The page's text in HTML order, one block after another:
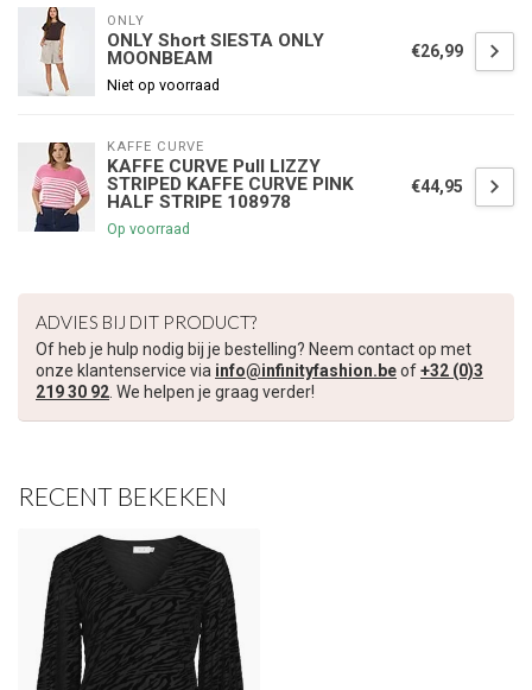
ONLY
ONLY Short SIESTA ONLY
MOONBEAM
Niet op voorraad
€26,99
KAFFE CURVE
KAFFE CURVE Pull LIZZY
STRIPED KAFFE CURVE PINK
HALF STRIPE 108978
Op voorraad
€44,95
ADVIES BIJ DIT PRODUCT?
Of heb je hulp nodig bij je bestelling? Neem contact op met
onze klantenservice via info@infinityfashion.beof+32 (0)3
219 30 92. We helpen je graag verder!
RECENT BEKEKEN